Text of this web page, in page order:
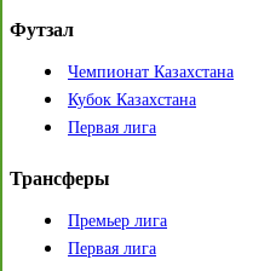
Футзал
Чемпионат Казахстана
Кубок Казахстана
Первая лига
Трансферы
Премьер лига
Первая лига